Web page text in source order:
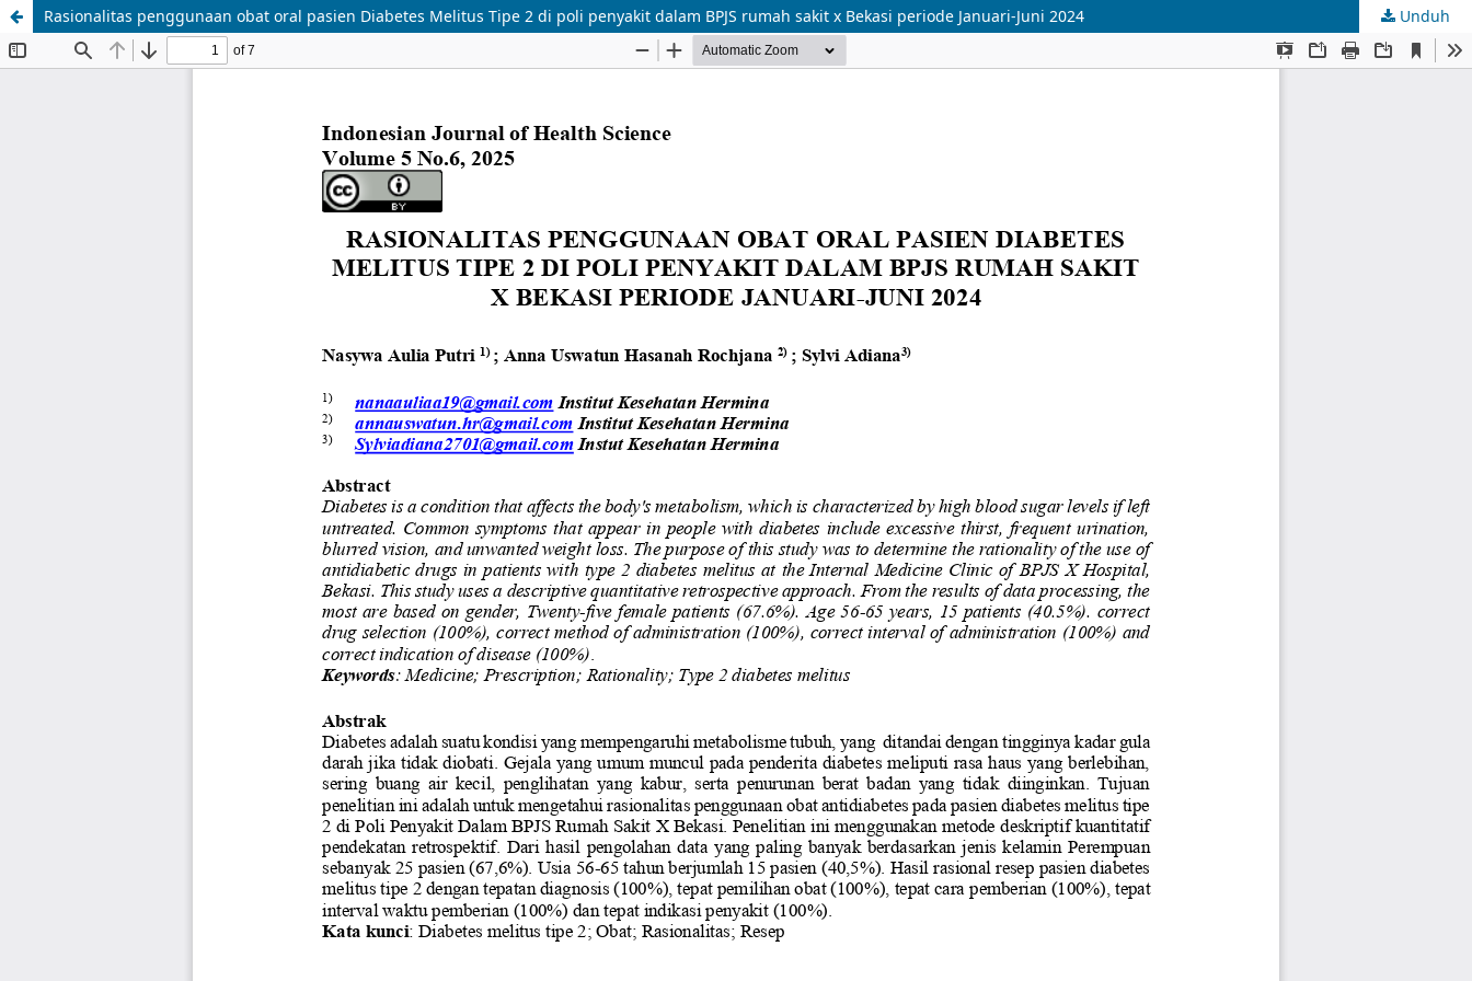
Rasionalitas penggunaan obat oral pasien Diabetes Melitus Tipe 2 di poli penyakit dalam BPJS rumah sakit x Bekasi periode Januari-Juni 2024 Unduh